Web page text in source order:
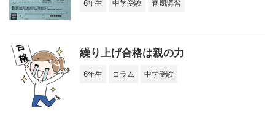
6年生 中学受験 春期講習
繰り上げ合格は親の力
6年生 コラム 中学受験